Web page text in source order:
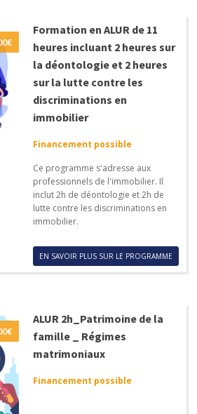
€
Formation en ALUR de 11
heures incluant 2 heures sur
la déontologie et 2 heures
sur la lutte contre les
discriminations en
immobilier
Financement possible
Ce programme s'adresse aux
professionnels de l'immobilier. Il
inclut 2h de déontologie et 2h de
lutte contre les discriminations en
immobilier.
EN SAVOIR PLUS SUR LE PROGRAMME
€
ALUR 2h_Patrimoine de la
famille _ Régimes
matrimoniaux
Financement possible